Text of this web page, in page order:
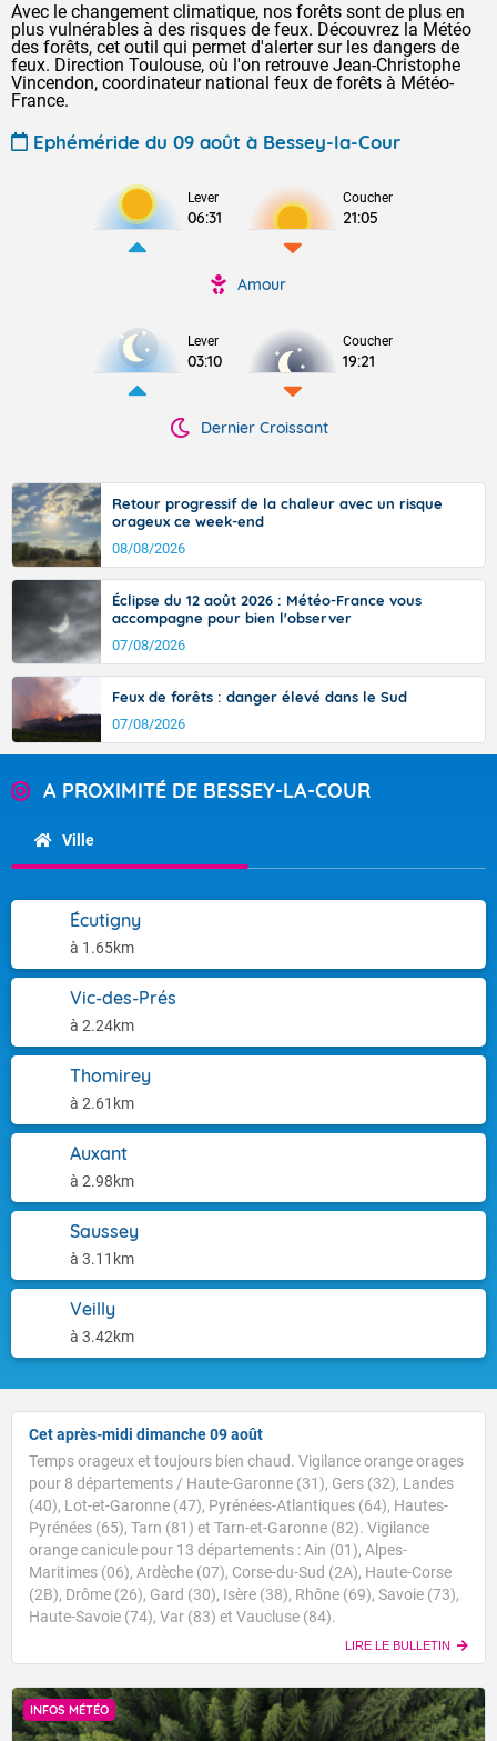
Avec le changement climatique, nos forêts sont de plus en
plus vulnérables à des risques de feux. Découvrez la Météo
des forêts, cet outil qui permet d'alerter sur les dangers de
feux. Direction Toulouse, où l'on retrouve Jean-Christophe
Vincendon, coordinateur national feux de forêts à Météo-
France.
Ephéméride du 09 août à Bessey-la-Cour
Lever
06:31
Coucher
21:05
Amour
Lever
03:10
Coucher
19:21
Dernier Croissant
Retour progressif de la chaleur avec un risque
orageux ce week-end
08/08/2026
Éclipse du 12 août 2026 : Météo-France vous
accompagne pour bien l'observer
07/08/2026
Feux de forêts : danger élevé dans le Sud
07/08/2026
A PROXIMITÉ DE BESSEY-LA-COUR
Ville
Écutigny
à 1.65km
Vic-des-Prés
à 2.24km
Thomirey
à 2.61km
Auxant
à 2.98km
Saussey
à 3.11km
Veilly
à 3.42km
Cet après-midi dimanche 09 août
Temps orageux et toujours bien chaud. Vigilance orange orages
pour 8 départements / Haute-Garonne (31), Gers (32), Landes
(40), Lot-et-Garonne (47), Pyrénées-Atlantiques (64), Hautes-
Pyrénées (65), Tarn (81) et Tarn-et-Garonne (82). Vigilance
orange canicule pour 13 départements : Ain (01), Alpes-
Maritimes (06), Ardèche (07), Corse-du-Sud (2A), Haute-Corse
(2B), Drôme (26), Gard (30), Isère (38), Rhône (69), Savoie (73),
Haute-Savoie (74), Var (83) et Vaucluse (84).
LIRE LE BULLETIN
INFOS MÉTÉO